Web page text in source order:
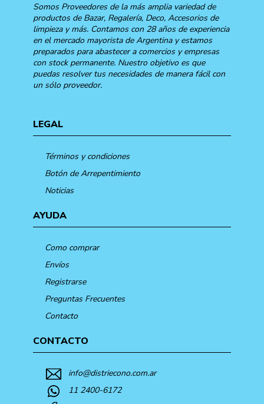
Somos Proveedores de la más amplia variedad de
productos de Bazar, Regalería, Deco, Accesorios de
limpieza y más. Contamos con 28 años de experiencia
en el mercado mayorista de Argentina y estamos
preparados para abastecer a comercios y empresas
con stock permanente. Nuestro objetivo es que
puedas resolver tus necesidades de manera fácil con
un sólo proveedor.
LEGAL
Términos y condiciones
Botón de Arrepentimiento
Noticias
AYUDA
Como comprar
Envíos
Registrarse
Preguntas Frecuentes
Contacto
CONTACTO
info@distriecono.com.ar
11 2400-6172